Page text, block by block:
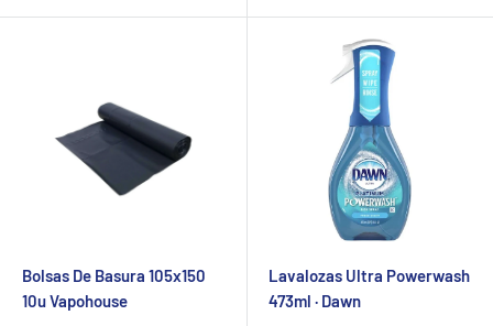
Bolsas De Basura 105x150
10u Vapohouse
Lavalozas Ultra Powerwash
473ml · Dawn